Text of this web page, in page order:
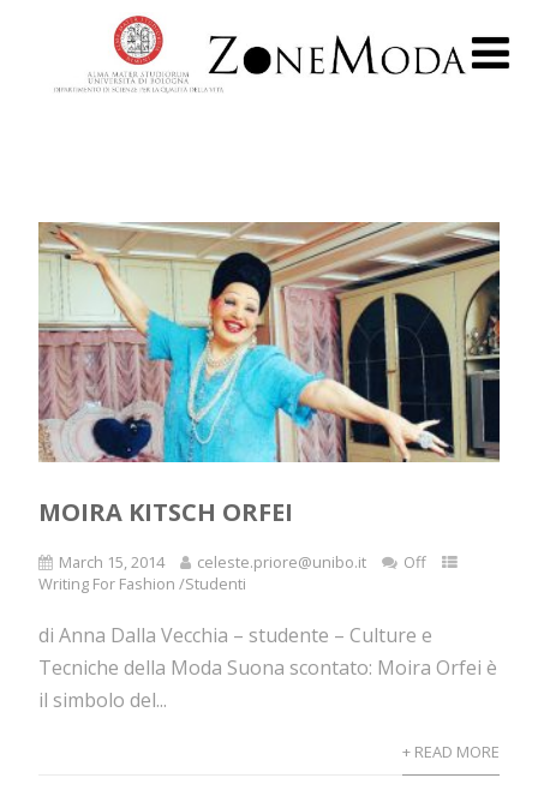
MOIRA KITSCH ORFEI
March 15, 2014 celeste.priore@unibo.it
Off
Writing For Fashion /Studenti
di Anna Dalla Vecchia – studente – Culture e
Tecniche della Moda Suona scontato: Moira Orfei è
il simbolo del...
+ READ MORE